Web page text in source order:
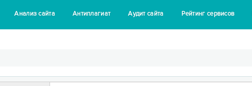
Анализ сайта Антиплагиат Аудит сайта Рейтинг сервисов